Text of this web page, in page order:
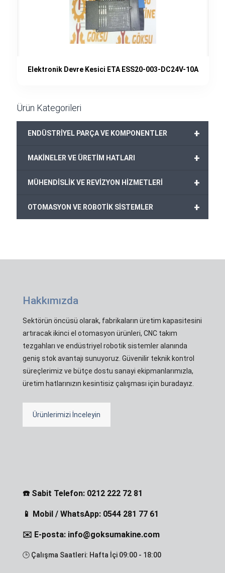
Elektronik Devre Kesici ETA ESS20-003-DC24V-10A
Ürün Kategorileri
+
ENDÜSTRİYEL PARÇA VE KOMPONENTLER
+
MAKİNELER VE ÜRETİM HATLARI
+
MÜHENDİSLİK VE REVİZYON HİZMETLERİ
+
OTOMASYON VE ROBOTİK SİSTEMLER
Hakkımızda
Sektörün öncüsü olarak, fabrikaların üretim kapasitesini
artıracak ikinci el otomasyon ürünleri, CNC takım
tezgahları ve endüstriyel robotik sistemler alanında
geniş stok avantajı sunuyoruz. Güvenilir teknik kontrol
süreçlerimiz ve bütçe dostu sanayi ekipmanlarımızla,
üretim hatlarınızın kesintisiz çalışması için buradayız.
Ürünlerimizi İnceleyin
☎️ Sabit Telefon: 0212 222 72 81
📱 Mobil / WhatsApp: 0544 281 77 61
✉️ E-posta: info@goksumakine.com
🕒 Çalışma Saatleri: Hafta İçi 09:00 - 18:00